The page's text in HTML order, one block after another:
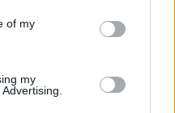
of my
my
παροχές: Οι παγίδες